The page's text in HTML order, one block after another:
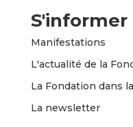
S'informer
Manifestations
L'actualité de la
La Fondation dans
La newsletter